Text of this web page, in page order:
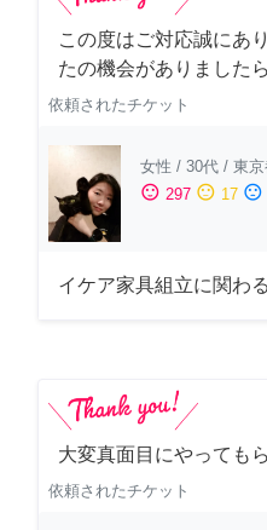
この度はご対応誠にあ
たの機会がありました
依頼されたチケット
女性 / 30代 / 東
sentiment_satisfied 297 sentiment_neutral 17 sentiment_dissatisfied
イケア家具組立に関わ
大変真面目にやっても
依頼されたチケット